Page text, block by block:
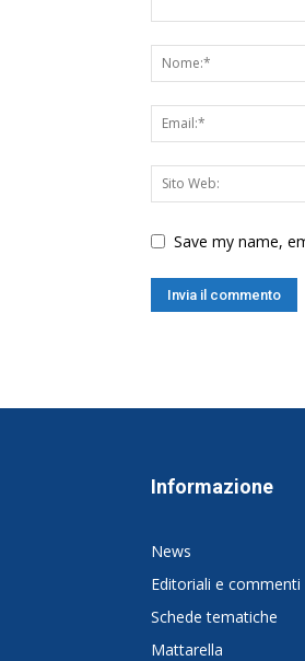
Save my name,
Informazione
News
Editoriali e commenti
Schede tematiche
Mattarella